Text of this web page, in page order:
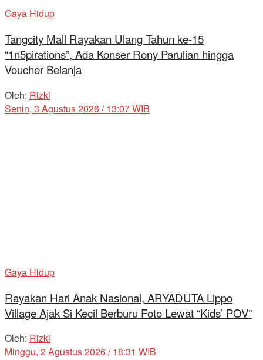
Gaya Hidup
Tangcity Mall Rayakan Ulang Tahun ke-15
“1n5pirations”, Ada Konser Rony Parulian hingga
Voucher Belanja
Oleh: Rizki
Senin, 3 Agustus 2026 / 13:07 WIB
Gaya Hidup
Rayakan Hari Anak Nasional, ARYADUTA Lippo
Village Ajak Si Kecil Berburu Foto Lewat “Kids’ POV”
Oleh: Rizki
Minggu, 2 Agustus 2026 / 18:31 WIB